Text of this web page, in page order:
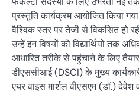
प्रस्तुति कार्यक्रम आयोजित किया
वैश्विक स्तर पर तेजी से विकसित हो
उन्हें इन विषयों को विद्यार्थियों तक
आधारित तरीके से पहुंचाने के लिए
डीएससीआई (DSCI) के मुख्य
एयर वाइस मार्शल वीएसएम (डॉ.)